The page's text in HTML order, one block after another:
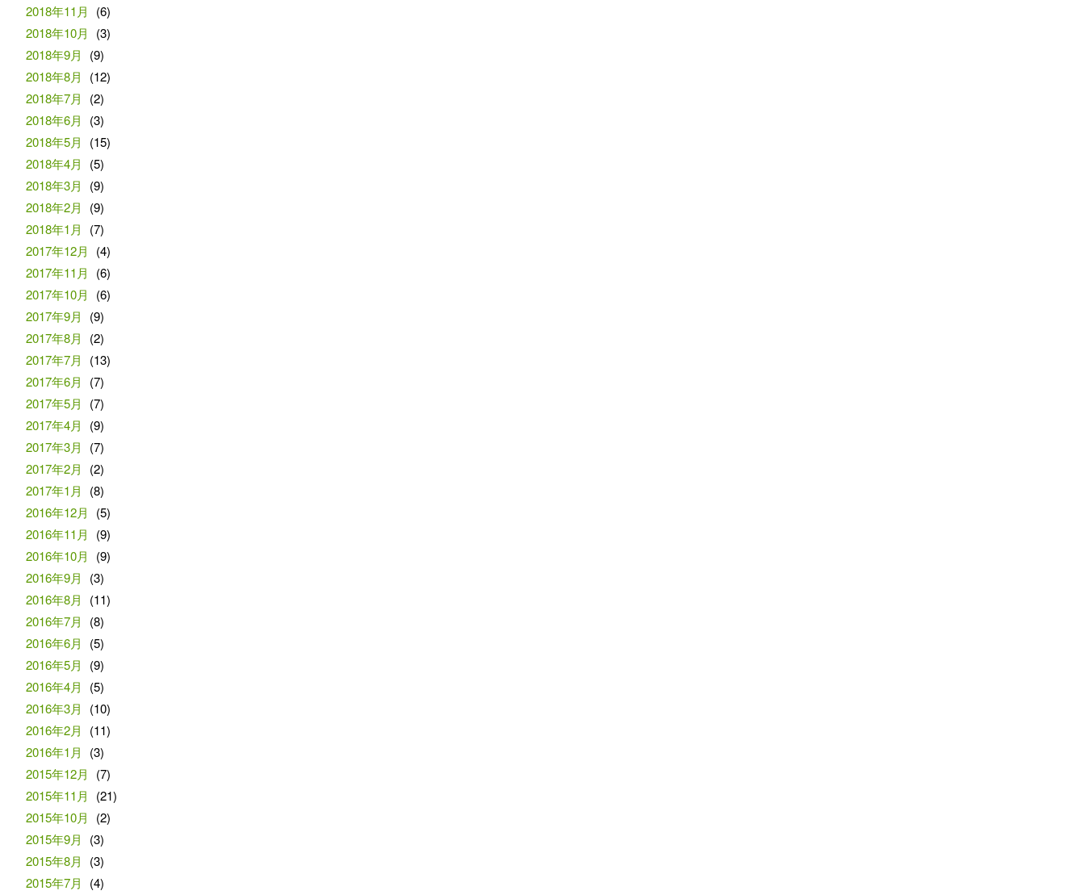
2018年11月
(6)
2018年10月
(3)
2018年9月
(9)
2018年8月
(12)
2018年7月
(2)
2018年6月
(3)
2018年5月
(15)
2018年4月
(5)
2018年3月
(9)
2018年2月
(9)
2018年1月
(7)
2017年12月
(4)
2017年11月
(6)
2017年10月
(6)
2017年9月
(9)
2017年8月
(2)
2017年7月
(13)
2017年6月
(7)
2017年5月
(7)
2017年4月
(9)
2017年3月
(7)
2017年2月
(2)
2017年1月
(8)
2016年12月
(5)
2016年11月
(9)
2016年10月
(9)
2016年9月
(3)
2016年8月
(11)
2016年7月
(8)
2016年6月
(5)
2016年5月
(9)
2016年4月
(5)
2016年3月
(10)
2016年2月
(11)
2016年1月
(3)
2015年12月
(7)
2015年11月
(21)
2015年10月
(2)
2015年9月
(3)
2015年8月
(3)
2015年7月
(4)